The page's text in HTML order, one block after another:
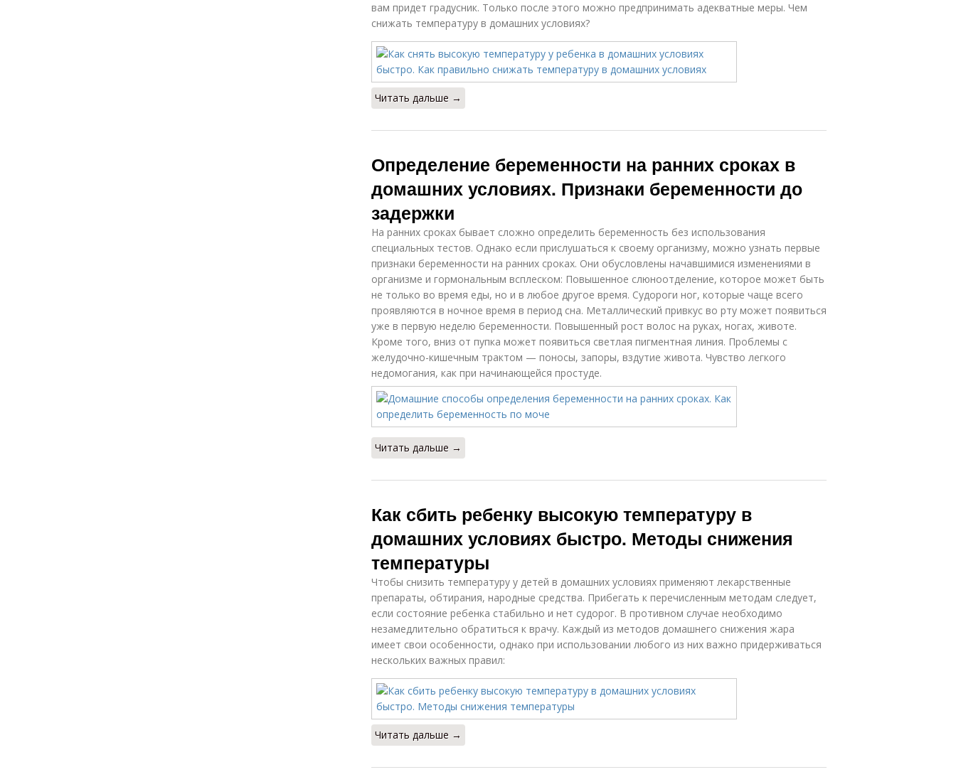
вам придет градусник. Только после этого можно предпринимать адекватные меры. Чем
снижать температуру в домашних условиях?
Читать дальше →
Определение беременности на ранних сроках в
домашних условиях. Признаки беременности до
задержки
На ранних сроках бывает сложно определить беременность без использования
специальных тестов. Однако если прислушаться к своему организму, можно узнать первые
признаки беременности на ранних сроках. Они обусловлены начавшимися изменениями в
организме и гормональным всплеском: Повышенное слюноотделение, которое может быть
не только во время еды, но и в любое другое время. Судороги ног, которые чаще всего
проявляются в ночное время в период сна. Металлический привкус во рту может появиться
уже в первую неделю беременности. Повышенный рост волос на руках, ногах, животе.
Кроме того, вниз от пупка может появиться светлая пигментная линия. Проблемы с
желудочно-кишечным трактом — поносы, запоры, вздутие живота. Чувство легкого
недомогания, как при начинающейся простуде.
Читать дальше →
Как сбить ребенку высокую температуру в
домашних условиях быстро. Методы снижения
температуры
Чтобы снизить температуру у детей в домашних условиях применяют лекарственные
препараты, обтирания, народные средства. Прибегать к перечисленным методам следует,
если состояние ребенка стабильно и нет судорог. В противном случае необходимо
незамедлительно обратиться к врачу. Каждый из методов домашнего снижения жара
имеет свои особенности, однако при использовании любого из них важно придерживаться
нескольких важных правил:
Читать дальше →